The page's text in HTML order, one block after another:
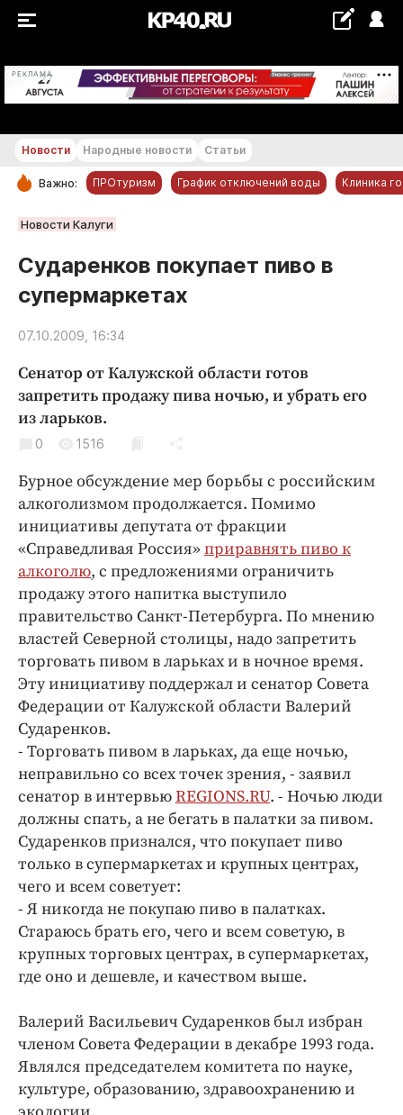
РЕКЛАМА +24...+25 °С
РУБРИКИ
Новости компаний
Статьи
Народные новости
Авто и транспорт
Благоустройство
Криминал
Культура
Недвижимость и ЖКХ
Образование
Общество
Погода
Праздники
Происшествия
Спорт
Экономика и бизнес
ПРОЕКТЫ
Блоги
Издания
Медиаперсона
Интересное чтиво
Клиника года
Бренд года
Работодатель года
Новости Народные новости Статьи
Важно: ПРОтуризм График отключений воды Клиника
Новости Калуги
Сударенков покупает пиво в
супермаркетах
07.10.2009, 16:34
Сенатор от Калужской области готов
запретить продажу пива ночью, и убрать его
из ларьков.
0 1516
Бурное обсуждение мер борьбы с российским
алкоголизмом продолжается. Помимо
инициативы депутата от фракции
«Справедливая Россия»приравнять пиво к
алкоголю, с предложениями ограничить
продажу этого напитка выступило
правительство Санкт-Петербурга. По мнению
властей Северной столицы, надо запретить
торговать пивом в ларьках и в ночное время.
Эту инициативу поддержал и сенатор Совета
Федерации от Калужской области Валерий
Сударенков.
- Торговать пивом в ларьках, да еще ночью,
неправильно со всех точек зрения, - заявил
сенатор в интервьюREGIONS.RU. - Ночью люди
должны спать, а не бегать в палатки за пивом.
Сударенков признался, что покупает пиво
только в супермаркетах и крупных центрах,
чего и всем советует:
- Я никогда не покупаю пиво в палатках.
Стараюсь брать его, чего и всем советую, в
крупных торговых центрах, в супермаркетах,
где оно и дешевле, и качеством выше.
Валерий ВасильевичСударенков был избран
членом Совета Федерации в декабре 1993 года.
Являлся председателем комитета по науке,
культуре, образованию, здравоохранению и